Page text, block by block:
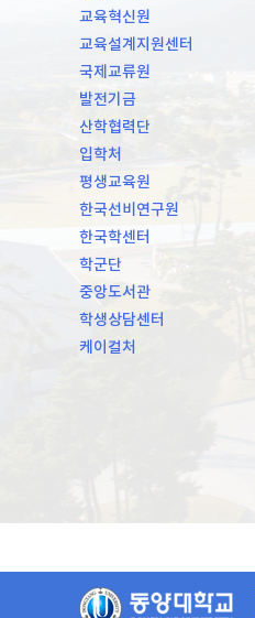
교육혁신원
교육설계지원센터
국제교류원
발전기금
산학협력단
입학처
평생교육원
한국선비연구원
한국학센터
학군단
중앙도서관
학생상담센터
케이컬처